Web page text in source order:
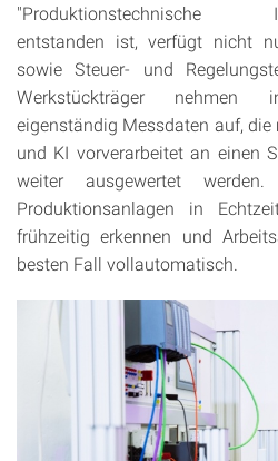
"Produktionstechnische
entstanden ist, verfügt nicht
sowie Steuer- und
Werkstückträger nehmen
eigenständig Messdaten auf,
und KI vorverarbeitet an einen
weiter ausgewertet
Produktionsanlagen in
frühzeitig erkennen und
besten Fall vollautomatisch.